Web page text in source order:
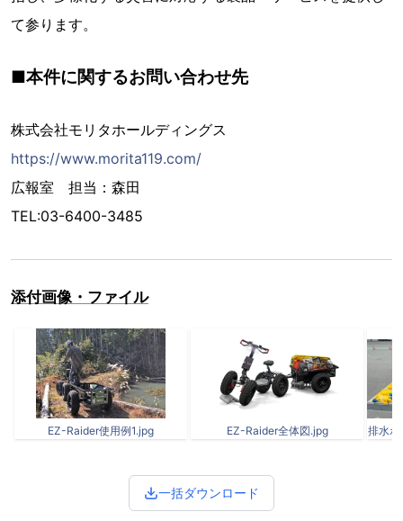
て参ります。
■本件に関するお問い合わせ先
株式会社モリタホールディングス
https://www.morita119.com/
広報室 担当：森田
TEL:03-6400-3485
添付画像・ファイル
EZ-Raider使用例1.jpg EZ-Raider全体図.jpg 排水ポ
一括ダウンロード